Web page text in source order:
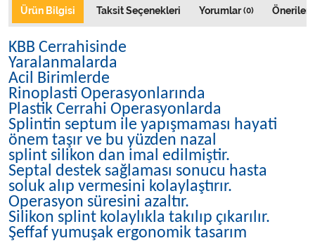
Ürün Bilgisi Taksit Seçenekleri Yorumlar(0)
KBB Cerrahisinde
Yaralanmalarda
Acil Birimlerde
Rinoplasti Operasyonlarında
Plastik Cerrahi Operasyonlarda
Splintin septum ile yapışmaması hayati
önem taşır ve bu yüzden nazal
splint silikon dan imal edilmiştir.
Septal destek sağlaması sonucu hasta
soluk alıp vermesini kolaylaştırır.
Operasyon süresini azaltır.
Silikon splint kolaylıkla takılıp çıkarılır.
Şeffaf yumuşak ergonomik tasarım